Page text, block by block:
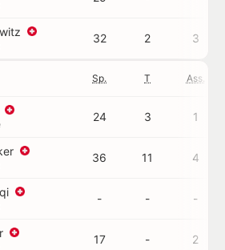
32 2 3
Sp. T Ass.
24 3 1
36 11 4
- - -
17 - 2